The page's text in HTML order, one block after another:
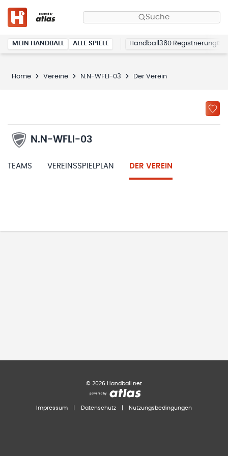
Suche
MEIN HANDBALL ALLE SPIELE Handball360 Registrierung
Home Vereine N.N-WFLI-03 Der Verein
N.N-WFLI-03
TEAMS VEREINSSPIELPLAN DER VEREIN
© 2026 Handball.net
Impressum Datenschutz Nutzungsbedingungen